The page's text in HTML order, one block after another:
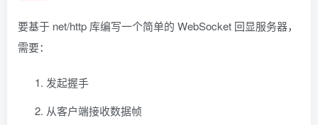
要基于 net/http 库编写一个简单的 WebSocket 回显服务器，
需要：
发起握手
从客户端接收数据帧